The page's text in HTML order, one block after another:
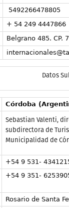
5492266478805
+ 54 249 4447866
Belgrano 485. CP.
Datos
Córdoba
Sebastian Valenti,
subdirectora de
Municipalidad de
+54 9 531-
+54 9 351-
Rosario de Santa